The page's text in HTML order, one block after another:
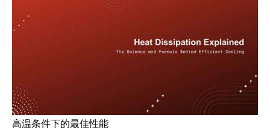
高温条件下的最佳性能